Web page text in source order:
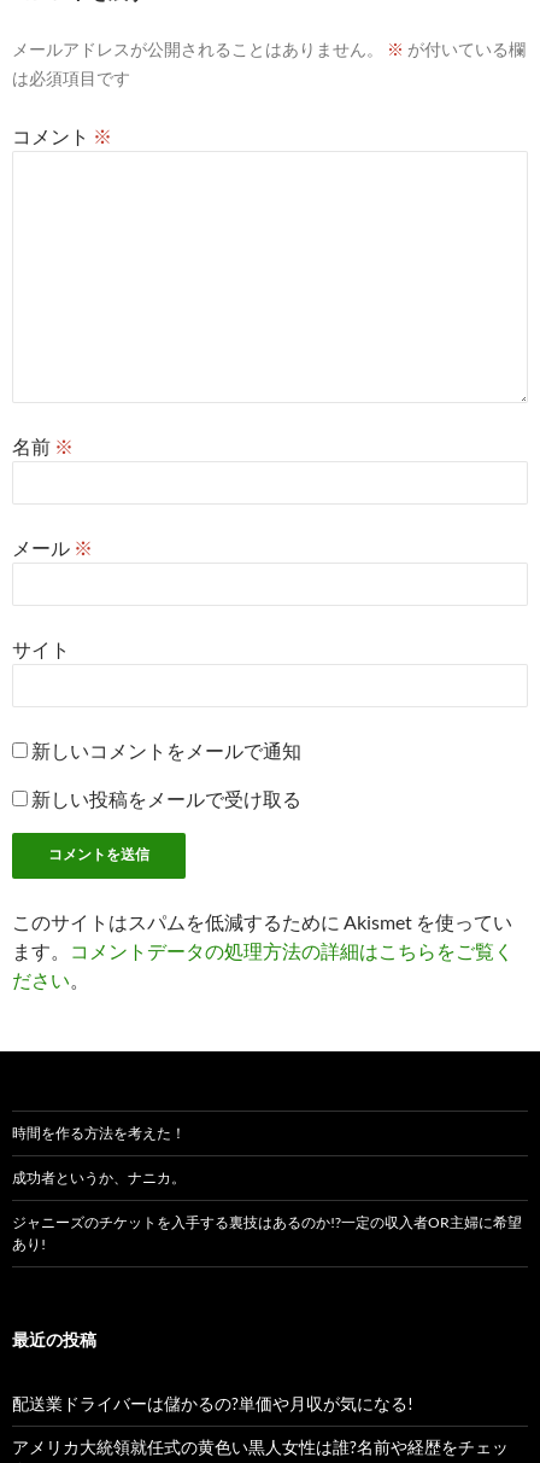
メールアドレスが公開されることはありません。 ※ が付いている欄
は必須項目です
コメント ※
名前 ※
メール ※
サイト
新しいコメントをメールで通知
新しい投稿をメールで受け取る
このサイトはスパムを低減するために Akismet を使ってい
ます。
コメントデータの処理方法の詳細はこちらをご覧く
ださい。
時間を作る方法を考えた！
成功者というか、ナニカ。
ジャニーズのチケットを入手する裏技はあるのか!?一定の収入者OR主婦に希望
あり!
最近の投稿
配送業ドライバーは儲かるの?単価や月収が気になる!
アメリカ大統領就任式の黄色い黒人女性は誰?名前や経歴をチェッ